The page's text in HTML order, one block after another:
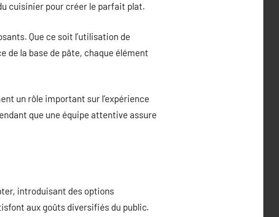
cuisinier pour créer le parfait plat.
Que ce soit l’utilisation de
de la base de pâte, chaque élément
un rôle important sur l’expérience
que une équipe attentive assure
introduisant des options
aux goûts diversifiés du public.